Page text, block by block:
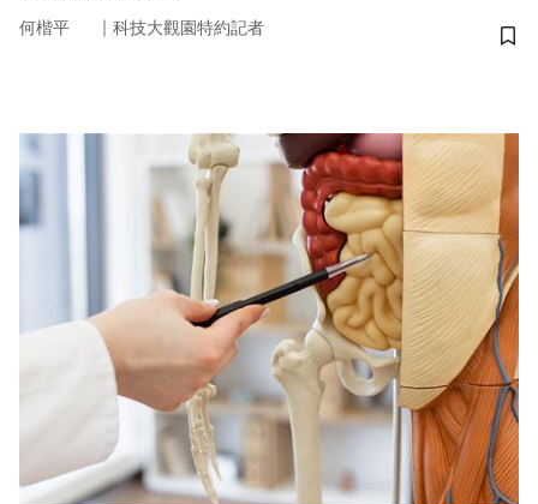
何楷平 ｜ 科技大觀園特約記者
儲